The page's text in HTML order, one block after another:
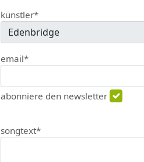
künstler*
email*
abonniere den newsletter
songtext*